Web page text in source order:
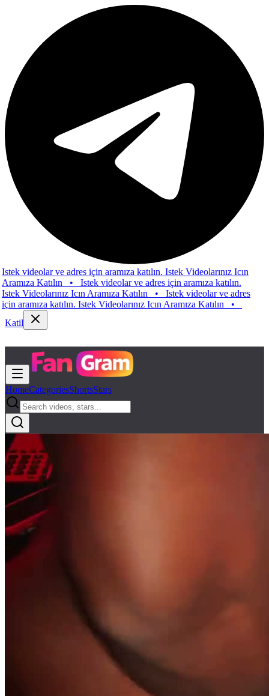
ve adres için aramıza katılın. Istek Videolarınız Icın
Katılın•Istek videolar ve adres için aramıza katılın.
Icın Aramıza Katılın•Istek videolar ve adres
katılın. Istek Videolarınız Icın Aramıza Katılın•
Katil
HomeCategoriesShortsStars